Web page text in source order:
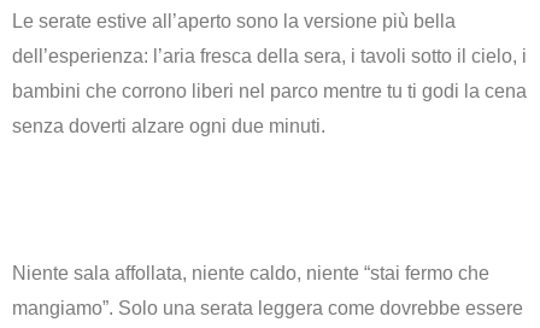
Le serate estive all’aperto sono la versione più bella
dell’esperienza: l’aria fresca della sera, i tavoli sotto il cielo, i
bambini che corrono liberi nel parco mentre tu ti godi la cena
senza doverti alzare ogni due minuti.
Niente sala affollata, niente caldo, niente “stai fermo che
mangiamo”. Solo una serata leggera come dovrebbe essere